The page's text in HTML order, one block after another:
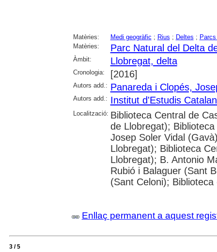
Matèries: Medi geogràfic ; Rius ; Deltes ;
Matèries:
Parc Natural del Delta
Àmbit: Llobregat, delta
Cronologia: [2016]
Autors add.: Panareda i Clopés,
Autors add.: Institut d'Estudis
Localització: Biblioteca Central de
de Llobregat);
Josep Soler Vidal
Llobregat); Biblioteca
Llobregat); B. Antonio
Rubió i Balaguer (Sant
(Sant Celoni); Biblioteca
Enllaç permanent a aquest
3 / 5